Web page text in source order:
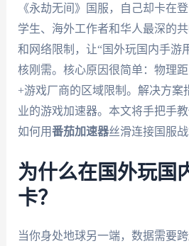
《永劫无间》国服，自己却卡在
学生、海外工作者和华人最深的
和网络限制，让“国外玩国内手游
核刚需。核心原因很简单：物理
+游戏厂商的区域限制。解决方案
业的游戏加速器。本文将手把手
如何用番茄加速器丝滑连接国服战
为什么在国外玩国
卡？
当你身处地球另一端，数据需要